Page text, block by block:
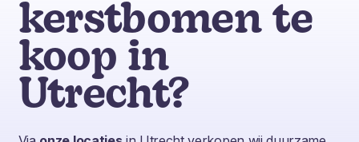
kerstbomen te
koop in
Utrecht?